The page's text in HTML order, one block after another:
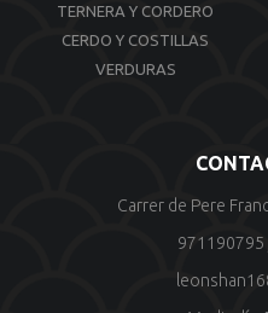
TERNERA Y CORDERO
CERDO Y COSTILLAS
VERDURAS
Carrer de Pere
971190795